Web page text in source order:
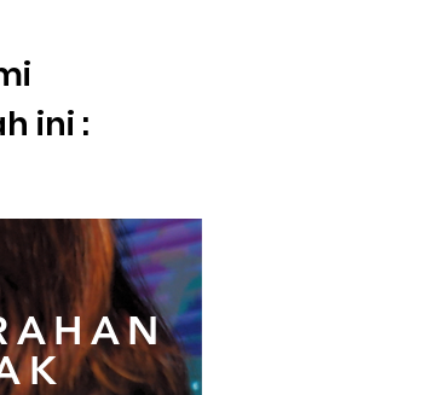
ini :